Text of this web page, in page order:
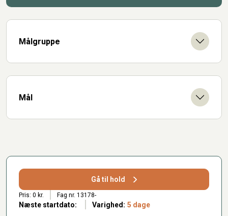
Målgruppe
Mål
Gå til hold
Pris: 0 kr. Fag nr. 13178-
Næste startdato: Varighed: 5 dage